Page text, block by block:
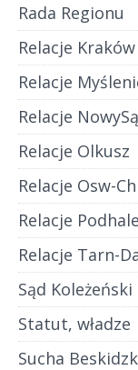
Rada Regionu
Relacje Kraków
Relacje
Relacje
Relacje Olkusz
Relacje Osw-
Relacje Podhale
Relacje Tarn-
Sąd Koleżeński
Statut, władze
Sucha